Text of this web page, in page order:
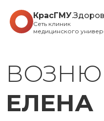
КрасГМУ
Сеть клиник
медицинского
ЕЛЕНА